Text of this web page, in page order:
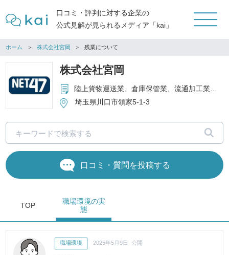
口コミ・評判に対する企業の
公式見解が見られるメディア「kai」
ホーム 株式会社宮岡 残業について
株式会社宮岡
陸上貨物運送業、倉庫保管業、流通加工業、人材派遣業、ISOコンサルタント業
埼玉県川口市領家5-1-3
口コミ・質問を投稿する
TOP
職場環境の実
態
職場環境 2025年5月9日 公開